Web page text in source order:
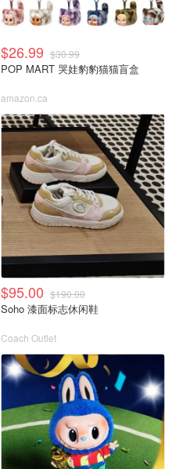
$26.99 $30.99
POP MART 哭娃豹豹猫猫盲盒
amazon.ca
$95.00 $190.00
Soho 漆面标志休闲鞋
Coach Outlet